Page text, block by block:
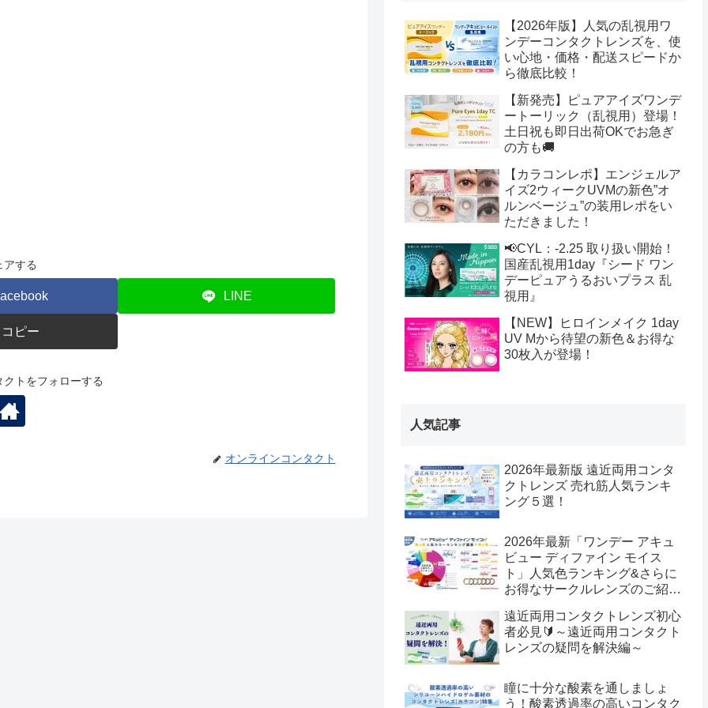
アする
LINE
コピー
トをフォローする
オンラインコンタクト
【2026年版】人気の乱視用ワ
ンデーコンタクトレンズを、使
い心地・価格・配送スピードか
ら徹底比較！
【新発売】ピュアアイズワンデ
ートーリック（乱視用）登場！
土日祝も即日出荷OKでお急ぎ
の方も🚚
【カラコンレポ】エンジェルア
イズ2ウィークUVMの新色”オ
ルンベージュ”の装用レポをい
ただきました！
📢CYL：-2.25 取り扱い開始！
国産乱視用1day『シード ワン
デーピュアうるおいプラス 乱
視用』
【NEW】ヒロインメイク 1day
UV Mから待望の新色＆お得な
30枚入が登場！
人気記事
2026年最新版 遠近両用コンタ
クトレンズ 売れ筋人気ランキ
ング５選！
2026年最新「ワンデー アキュ
ビュー ディファイン モイス
ト」人気色ランキング&さらに
お得なサークルレンズのご紹
遠近両用コンタクトレンズ初心
者必見🔰～遠近両用コンタクト
レンズの疑問を解決編～
瞳に十分な酸素を通しましょ
う！酸素透過率の高いコンタク